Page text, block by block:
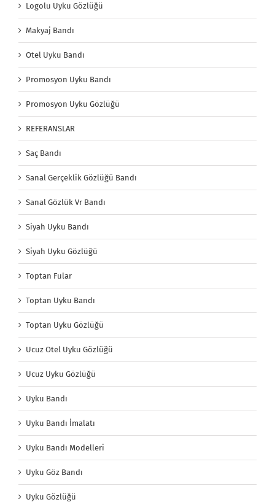
Logolu Uyku Gözlüğü
Makyaj Bandı
Otel Uyku Bandı
Promosyon Uyku Bandı
Promosyon Uyku Gözlüğü
REFERANSLAR
Saç Bandı
Sanal Gerçeklik Gözlüğü Bandı
Sanal Gözlük Vr Bandı
Siyah Uyku Bandı
Siyah Uyku Gözlüğü
Toptan Fular
Toptan Uyku Bandı
Toptan Uyku Gözlüğü
Ucuz Otel Uyku Gözlüğü
Ucuz Uyku Gözlüğü
Uyku Bandı
Uyku Bandı İmalatı
Uyku Bandı Modelleri
Uyku Göz Bandı
Uyku Gözlüğü